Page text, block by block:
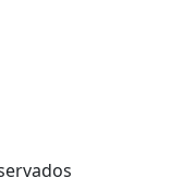
sua
o acesso,
nossos Termos